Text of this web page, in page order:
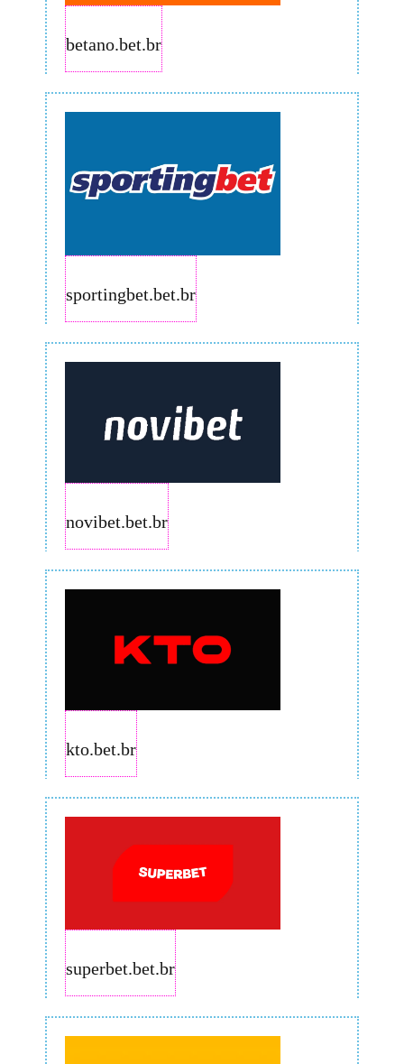
betano.bet.br
sportingbet.bet.br
novibet.bet.br
kto.bet.br
superbet.bet.br